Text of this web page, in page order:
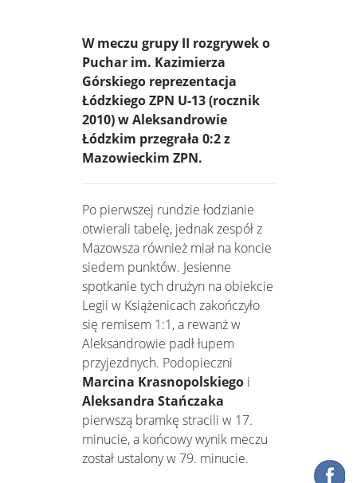
W meczu grupy II rozgrywek o
Puchar im. Kazimierza
Górskiego reprezentacja
Łódzkiego ZPN U-13 (rocznik
2010) w Aleksandrowie
Łódzkim przegrała 0:2 z
Mazowieckim ZPN.
Po pierwszej rundzie łodzianie
otwierali tabelę, jednak zespół z
Mazowsza również miał na koncie
siedem punktów. Jesienne
spotkanie tych drużyn na obiekcie
Legii w Książenicach zakończyło
się remisem 1:1, a rewanż w
Aleksandrowie padł łupem
przyjezdnych. Podopieczni
Marcina Krasnopolskiego i
Aleksandra Stańczaka
pierwszą bramkę stracili w 17.
minucie, a końcowy wynik meczu
został ustalony w 79. minucie.